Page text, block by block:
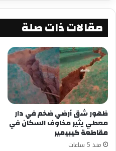
مقالات ذات صلة
ظهور شق أرضي ضخم في دار
معطي يثير مخاوف السكان في
مقاطعة كيبيمير
منذ 5 ساعات